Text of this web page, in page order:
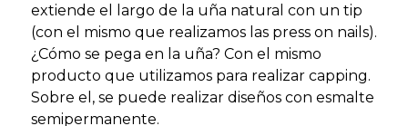
extiende el largo de la uña natural con un tip
(con el mismo que realizamos las press on nails).
¿Cómo se pega en la uña? Con el mismo
producto que utilizamos para realizar capping.
Sobre el, se puede realizar diseños con esmalte
semipermanente.